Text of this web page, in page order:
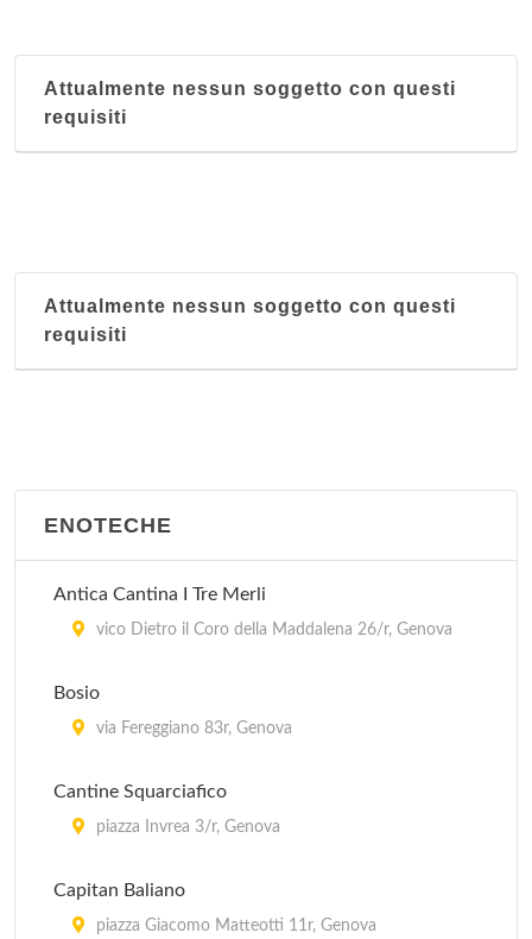
Attualmente nessun soggetto con questi
requisiti
Attualmente nessun soggetto con questi
requisiti
ENOTECHE
Antica Cantina I Tre Merli
vico Dietro il Coro della Maddalena 26/r, Genova
Bosio
via Fereggiano 83r, Genova
Cantine Squarciafico
piazza Invrea 3/r, Genova
Capitan Baliano
piazza Giacomo Matteotti 11r, Genova